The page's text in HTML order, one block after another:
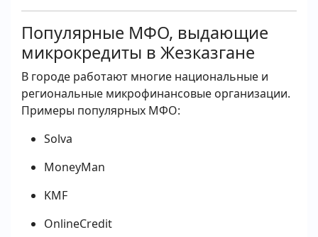
Популярные МФО, выдающие
микрокредиты в Жезказгане
В городе работают многие национальные и
региональные микрофинансовые организации.
Примеры популярных МФО:
Solva
MoneyMan
KMF
OnlineCredit